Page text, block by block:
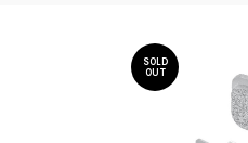
SOLD
OUT